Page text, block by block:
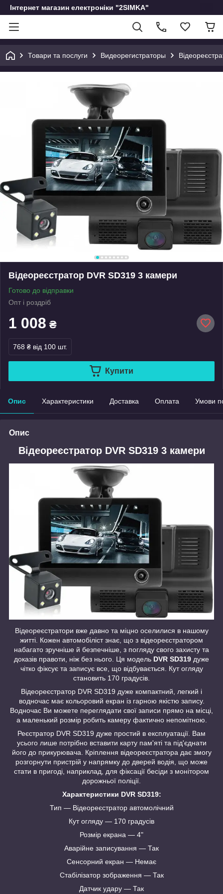
Інтернет магазин електроніки "2SIMKA"
Товари та послуги Видеорегистраторы
Відеореєстратор DVR SD319 3 камери
Готово до відправки
Опт і роздріб
1 008 ₴
768 ₴ від 100 шт.
Купити
Опис Характеристики Доставка Оплата Умови
Опис
Відеореєстратор DVR SD319 3 камери
Відеореєстратори вже давно та міцно оселилися в нашому
житті. Кожен автомобіліст знає, що з відеореєстратором
набагато зручніше й безпечніше, з погляду свого захисту та
доказів правоти, ніж без нього. Ця модель DVR SD319 дуже
чітко фіксує та записує все, що відбувається. Кут огляду
становить 170 градусів.
Відеореєстратор DVR SD319 дуже компактний, легкий і
водночас має кольоровий екран із гарною якістю запису.
Водночас Ви можете переглядати свої записи прямо на місці,
а маленький розмір робить камеру фактично непомітною.
Реєстратор DVR SD319 дуже простий в експлуатації. Вам
усього лише потрібно вставити карту пам'яті та під'єднати
його до прикурювача. Кріплення відеореєстратора дає змогу
розгорнути пристрій у напрямку до дверей водія, що може
стати в пригоді, наприклад, для фіксації бесіди з монітором
дорожньої поліції.
Характеристики DVR SD319:
Тип — Відеореєстратор автомолічний
Кут огляду — 170 градусів
Розмір екрана — 4"
Аварійне записування — Так
Сенсорний екран — Немає
Стабілізатор зображення — Так
Датчик удару — Так